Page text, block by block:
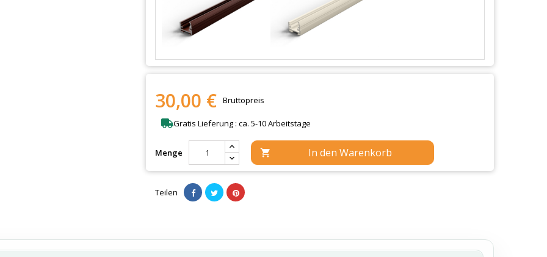
30,00 € Bruttopreis
Gratis Lieferung : ca. 5-10 Arbeitstage
Menge  In den Warenkorb
Teilen